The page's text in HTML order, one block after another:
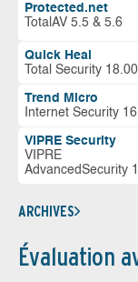
Protected.net
TotalAV 5.5 & 5.6
Quick Heal
Total Security 18.00
Trend Micro
Internet Security
VIPRE Security
VIPRE
AdvancedSecurity
ARCHIVES
Évaluation